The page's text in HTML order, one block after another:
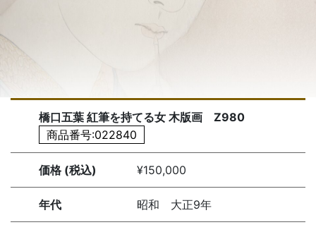
橋口五葉 紅筆を持てる女 木版画 Z980
商品番号:022840
価格 (税込) ¥150,000
年代 昭和 大正9年